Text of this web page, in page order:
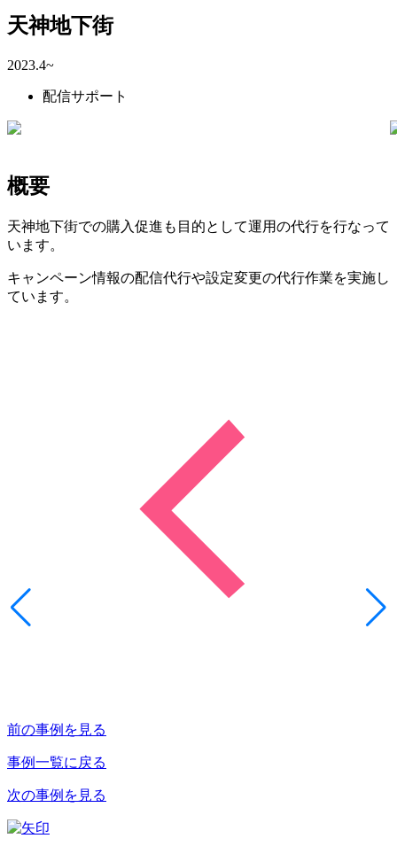
天神地下街
2023.4~
配信サポート
概要
天神地下街での購入促進も目的として運用の代行を行なって
います。
キャンペーン情報の配信代行や設定変更の代行作業を実施し
ています。
前の事例を見る
事例一覧に戻る
次の事例を見る